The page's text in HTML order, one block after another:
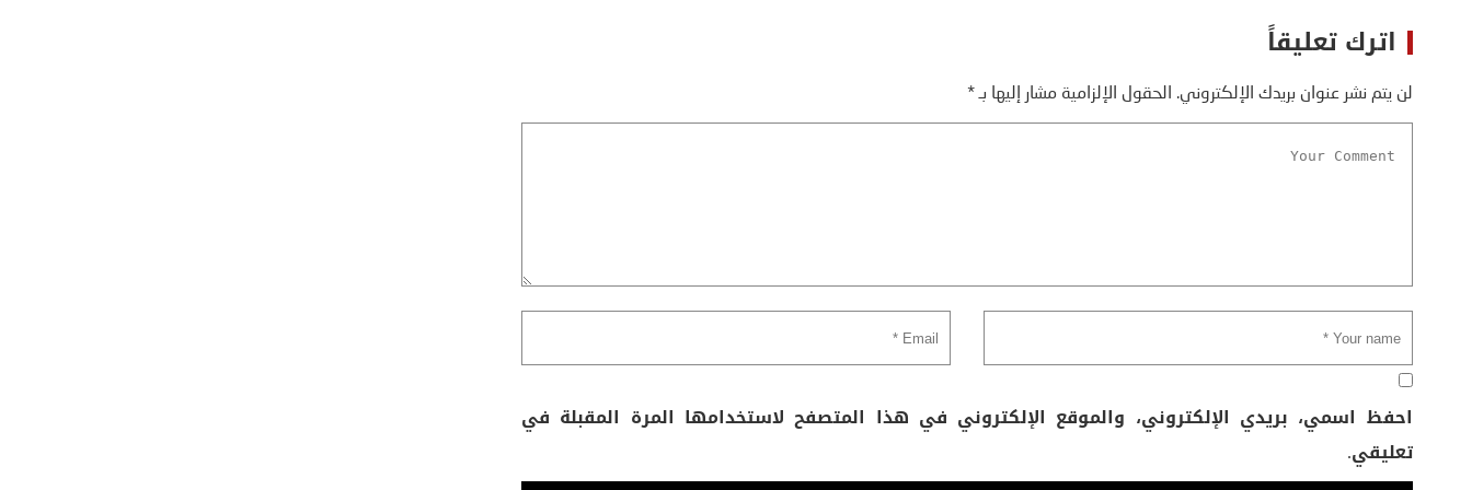
اترك تعليقاً
لن يتم نشر عنوان بريدك الإلكتروني. الحقول الإلزامية مشار إليها بـ*
احفظ اسمي، بريدي الإلكتروني، والموقع الإلكتروني في هذا المتصفح لاستخدامها المرة المقبلة في
تعليقي.